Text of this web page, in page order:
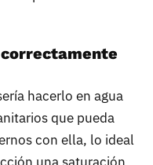
hacerlo en agua
que pueda
con ella, lo ideal